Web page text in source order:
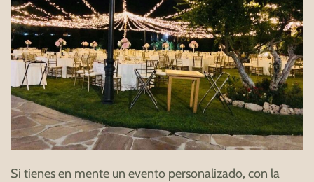
Si tienes en mente un evento personalizado, con la